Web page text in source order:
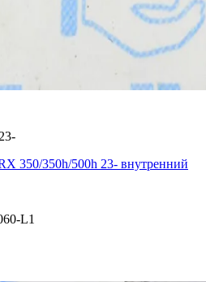
350/350h/500h 23- внутренний
L1